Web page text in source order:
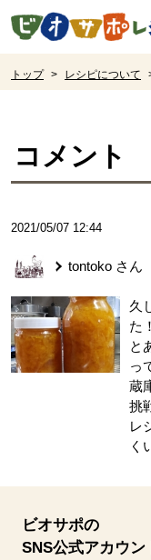
ページの先頭です。
トップ > レシピについて
コメント
2021/05/07 12:44
tontoko さん
久
た
と
っ
蔵
挑
レ
く
ビオサポの
SNS公式アカウン